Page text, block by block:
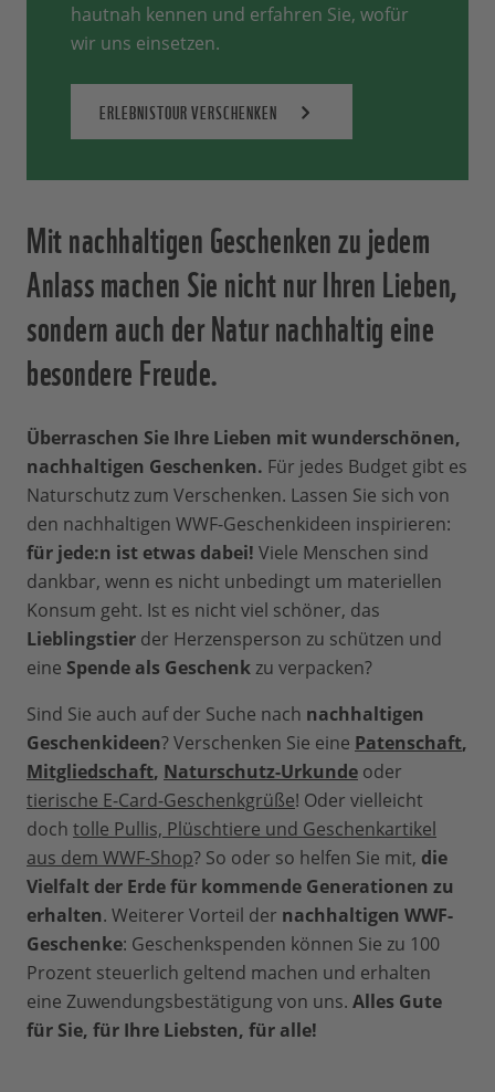
hautnah kennen und erfahren Sie, wofür
wir uns einsetzen.
ERLEBNISTOUR VERSCHENKEN
Mit nachhaltigen Geschenken zu jedem
Anlass machen Sie nicht nur Ihren Lieben,
sondern auch der Natur nachhaltig eine
besondere Freude.
Überraschen Sie Ihre Lieben mit wunderschönen,
nachhaltigen Geschenken. Für jedes Budget gibt es
Naturschutz zum Verschenken. Lassen Sie sich von
den nachhaltigen WWF-Geschenkideen inspirieren:
für jede:n ist etwas dabei! Viele Menschen sind
dankbar, wenn es nicht unbedingt um materiellen
Konsum geht. Ist es nicht viel schöner, das
Lieblingstier der Herzensperson zu schützen und
eine Spende als Geschenkzu verpacken?
Sind Sie auch auf der Suche nach nachhaltigen
Geschenkideen? Verschenken Sie eine Patenschaft,
Mitgliedschaft, Naturschutz-Urkunde oder
tierische E-Card-Geschenkgrüße! Oder vielleicht
doch tolle Pullis, Plüschtiere und Geschenkartikel
aus dem WWF-Shop? So oder so helfen Sie mit, die
Vielfalt der Erde für kommende Generationen zu
erhalten. Weiterer Vorteil der nachhaltigen WWF-
Geschenke: Geschenkspenden können Sie zu 100
Prozent steuerlich geltend machen und erhalten
eine Zuwendungsbestätigung von uns. Alles Gute
für Sie, für Ihre Liebsten, für alle!